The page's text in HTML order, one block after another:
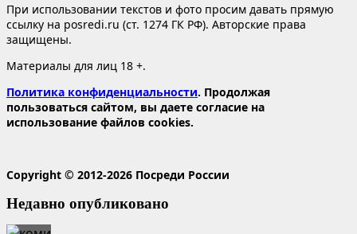
При использовании текстов и фото просим давать прямую
ссылку на posredi.ru (ст. 1274 ГК РФ). Авторские права
защищены.
Материалы для лиц 18 +.
Политика конфиденциальности. Продолжая
пользоваться сайтом, вы даете согласие на
использование файлов cookies.
Copyright © 2012-2026 Посреди России
Недавно опубликовано